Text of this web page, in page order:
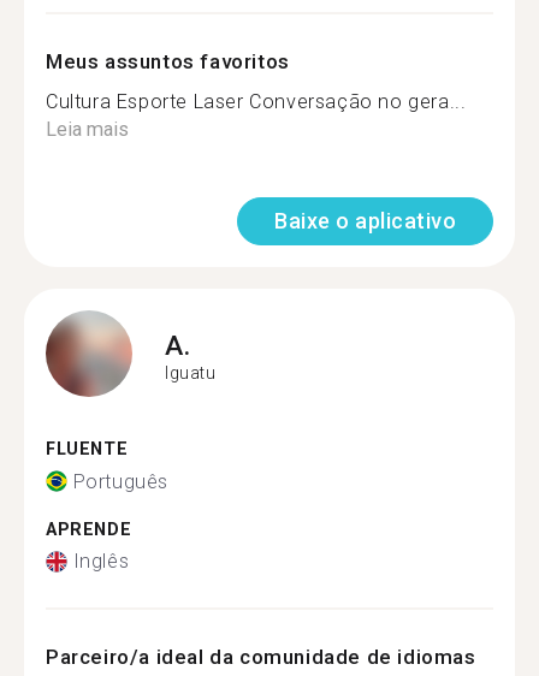
Meus assuntos favoritos
Cultura Esporte Laser Conversação no gera...
Leia mais
Baixe o aplicativo
A.
Iguatu
FLUENTE
Português
APRENDE
Inglês
Parceiro/a ideal da comunidade de idiomas